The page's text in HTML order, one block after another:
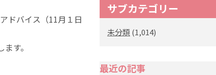
ドバイス（11月１日
す。
サブカテゴリー
未分類 (1,014)
最近の記事